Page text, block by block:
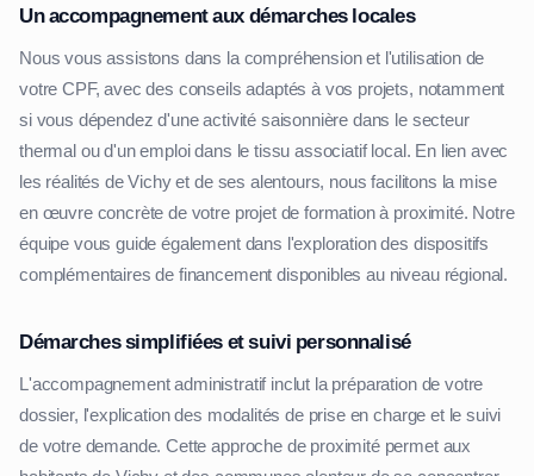
Un accompagnement aux démarches locales
Nous vous assistons dans la compréhension et l'utilisation de
votre CPF, avec des conseils adaptés à vos projets, notamment
si vous dépendez d'une activité saisonnière dans le secteur
thermal ou d'un emploi dans le tissu associatif local. En lien avec
les réalités de Vichy et de ses alentours, nous facilitons la mise
en œuvre concrète de votre projet de formation à proximité. Notre
équipe vous guide également dans l'exploration des dispositifs
complémentaires de financement disponibles au niveau régional.
Démarches simplifiées et suivi personnalisé
L'accompagnement administratif inclut la préparation de votre
dossier, l'explication des modalités de prise en charge et le suivi
de votre demande. Cette approche de proximité permet aux